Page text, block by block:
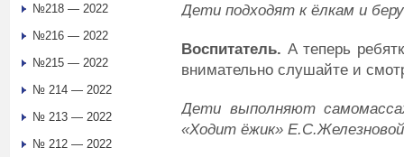
Дети подходят к ёлкам и
Воспитатель. А теперь
внимательно слушайте и
Дети выполняют
«Ходит ёжик» Е.С.
№218 — 2022
№216 — 2022
№215 — 2022
№ 214 — 2022
№ 213 — 2022
№ 212 — 2022